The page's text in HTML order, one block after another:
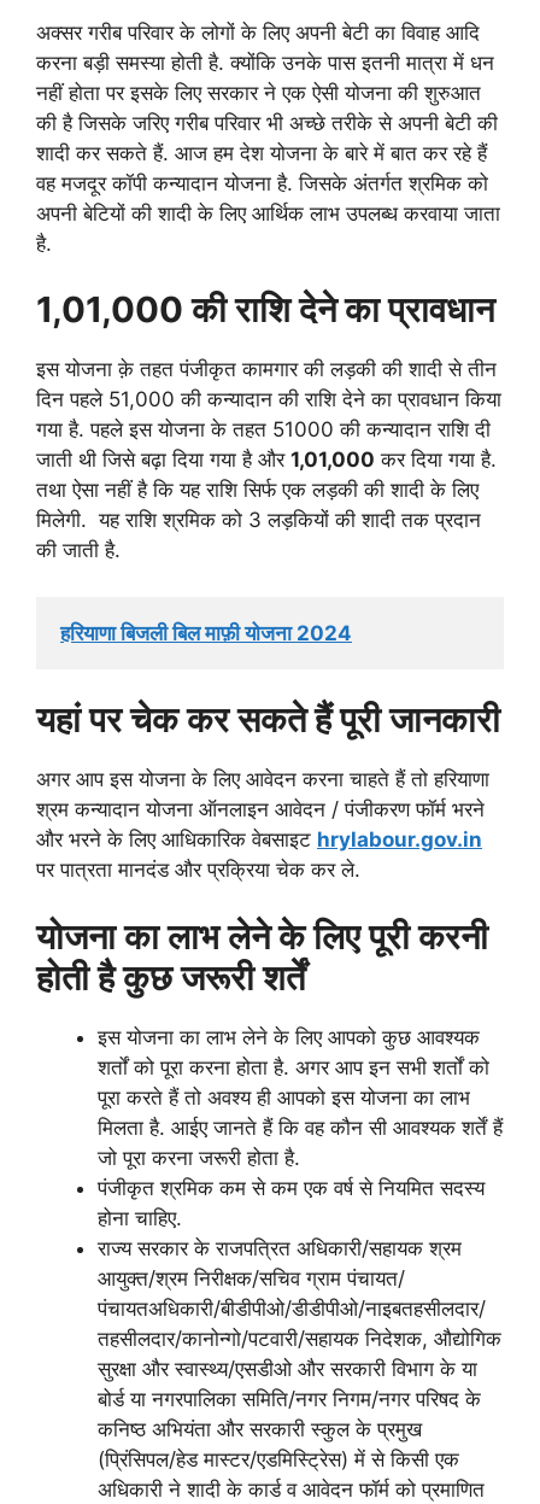
अक्सर गरीब परिवार के लोगों के लिए अपनी बेटी का विवाह आदि
करना बड़ी समस्या होती है. क्योंकि उनके पास इतनी मात्रा में धन
नहीं होता पर इसके लिए सरकार ने एक ऐसी योजना की शुरुआत
की है जिसके जरिए गरीब परिवार भी अच्छे तरीके से अपनी बेटी की
शादी कर सकते हैं. आज हम देश योजना के बारे में बात कर रहे हैं
वह मजदूर कॉपी कन्यादान योजना है. जिसके अंतर्गत श्रमिक को
अपनी बेटियों की शादी के लिए आर्थिक लाभ उपलब्ध करवाया जाता
है.
1,01,000 की राशि देने का प्रावधान
इस योजना क़े तहत पंजीकृत कामगार की लड़की की शादी से तीन
दिन पहले 51,000 की कन्यादान की राशि देने का प्रावधान किया
गया है. पहले इस योजना के तहत 51000 की कन्यादान राशि दी
जाती थी जिसे बढ़ा दिया गया है और 1,01,000 कर दिया गया है.
तथा ऐसा नहीं है कि यह राशि सिर्फ एक लड़की की शादी के लिए
मिलेगी. यह राशि श्रमिक को 3 लड़कियों की शादी तक प्रदान
की जाती है.
हरियाणा बिजली बिल माफ़ी योजना 2024
यहां पर चेक कर सकते हैं पूरी जानकारी
अगर आप इस योजना के लिए आवेदन करना चाहते हैं तो हरियाणा
श्रम कन्यादान योजना ऑनलाइन आवेदन / पंजीकरण फॉर्म भरने
और भरने के लिए आधिकारिक वेबसाइट hrylabour.gov.in
पर पात्रता मानदंड और प्रक्रिया चेक कर ले.
योजना का लाभ लेने के लिए पूरी करनी
होती है कुछ जरूरी शर्तें
इस योजना का लाभ लेने के लिए आपको कुछ आवश्यक
शर्तों को पूरा करना होता है. अगर आप इन सभी शर्तों को
पूरा करते हैं तो अवश्य ही आपको इस योजना का लाभ
मिलता है. आईए जानते हैं कि वह कौन सी आवश्यक शर्तें हैं
जो पूरा करना जरूरी होता है.
पंजीकृत श्रमिक कम से कम एक वर्ष से नियमित सदस्य
होना चाहिए.
राज्य सरकार के राजपत्रित अधिकारी/सहायक श्रम
आयुक्त/श्रम निरीक्षक/सचिव ग्राम पंचायत/
पंचायतअधिकारी/बीडीपीओ/डीडीपीओ/नाइबतहसीलदार/
तहसीलदार/कानोन्गो/पटवारी/सहायक निदेशक, औद्योगिक
सुरक्षा और स्वास्थ्य/एसडीओ और सरकारी विभाग के या
बोर्ड या नगरपालिका समिति/नगर निगम/नगर परिषद के
कनिष्ठ अभियंता और सरकारी स्कुल के प्रमुख
(प्रिंसिपल/हेड मास्टर/एडमिस्ट्रिेस) में से किसी एक
अधिकारी ने शादी के कार्ड व आवेदन फॉर्म को प्रमाणित